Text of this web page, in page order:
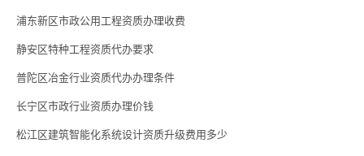
浦东新区市政公用工程资质办理收费
静安区特种工程资质代办要求
普陀区冶金行业资质代办办理条件
长宁区市政行业资质办理价钱
松江区建筑智能化系统设计资质升级费用多少